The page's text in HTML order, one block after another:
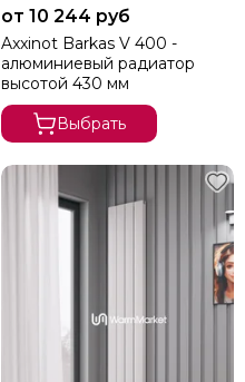
от 10 244 руб
Axxinot Barkas V 400 -
алюминиевый радиатор
высотой 430 мм
Выбрать